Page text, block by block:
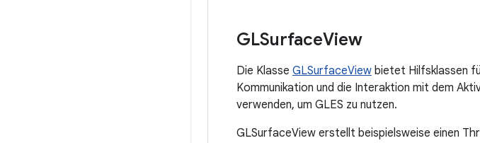
GLSurfaceView
Die Klasse GLSurfaceView bietet Hilfsklassen
Kommunikation und die Interaktion mit dem
verwenden, um GLES zu nutzen.
GLSurfaceView erstellt beispielsweise einen